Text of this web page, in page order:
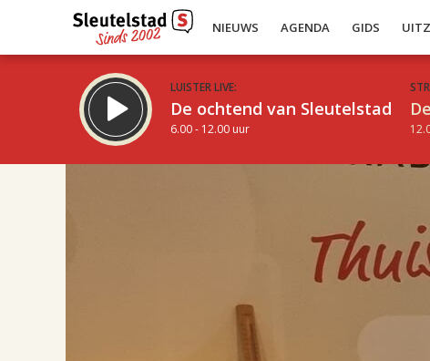
NIEUWS AGENDA GIDS
LUISTER LIVE:
De ochtend van Sleutelstad
6.00 - 12.00 uur